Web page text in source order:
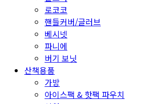
로코코
핸들커버/글러브
베시넷
파니에
버기 보닛
산책용품
가방
아이스팩 & 핫팩 파우치